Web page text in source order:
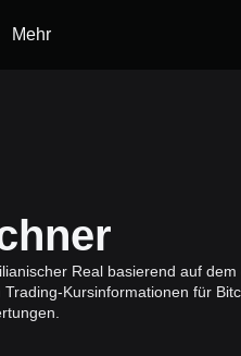
Mehr
Real basierend auf
Kursinformationen für